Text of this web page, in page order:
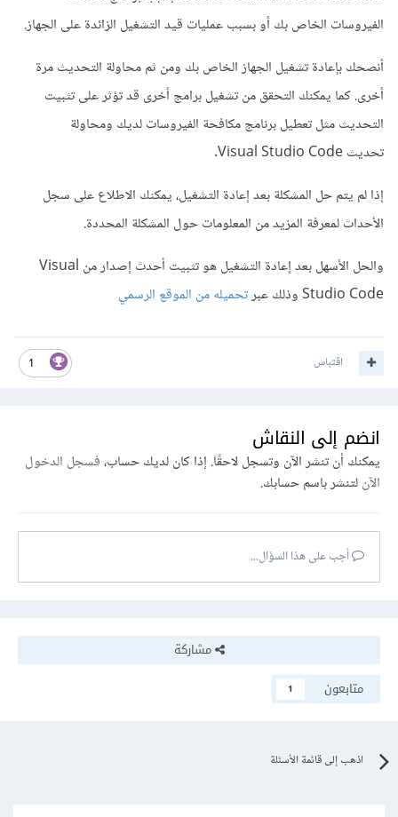
الفيروسات الخاص بك أو بسبب عمليات قيد التشغيل الزائدة على الجهاز.
أنصحك بإعادة تشغيل الجهاز الخاص بك ومن ثم محاولة التحديث مرة
أخرى. كما يمكنك التحقق من تشغيل برامج أخرى قد تؤثر على تثبيت
التحديث مثل تعطيل برنامج مكافحة الفيروسات لديك ومحاولة
تحديث Visual Studio Code.
إذا لم يتم حل المشكلة بعد إعادة التشغيل، يمكنك الاطلاع على سجل
الأحداث لمعرفة المزيد من المعلومات حول المشكلة المحددة.
والحل الأسهل بعد إعادة التشغيل هو تثبيت أحدث إصدار من Visual
Studio Code وذلك عبر
تحميله من الموقع الرسمي
1 اقتباس
انضم إلى النقاش
يمكنك أن تنشر الآن وتسجل لاحقًا. إذا كان لديك حساب،فسجل الدخول
الآنلتنشر باسم حسابك.
أجب على هذا السؤال...
مشاركة
متابعون
1
اذهب إلى قائمة الأسئلة